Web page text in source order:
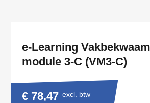
e-Learning
module 3-C (VM3-C)
€ 78,47 excl. btw